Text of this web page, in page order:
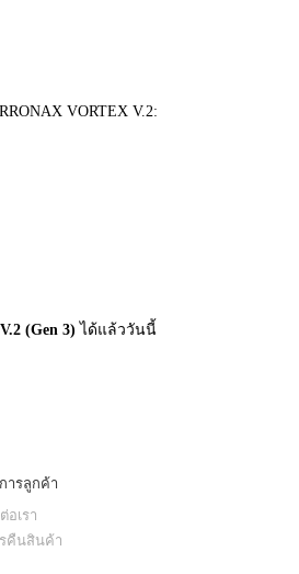
VORTEX V.2:
(Gen 3) ได้แล้ววันนี้
ารลูกค้า
อเรา
คืนสินค้า